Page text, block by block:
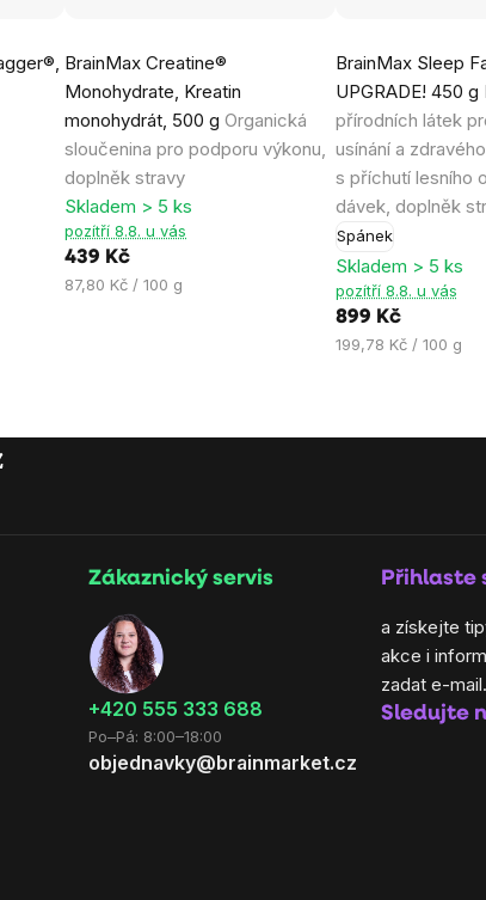
BrainMax Creatine®
Monohydrate, Kreatin
monohydrát, 500 gOrganická
sloučenina pro podporu výkonu,
doplněk stravy
hodnocení
produktu
je
4,9
z
5
hvězdiček.
Skladem > 5 ks
pozítří 8.8. u vás
439 Kč
Měrná
87,80 Kč / 100 g
BrainMax Sleep
UPGRADE! 450 g
přírodních látek
usínání a
s příchutí lesního
dávek, doplněk
Spánek
hodnocení
produktu
je
4,5
z
5
hvězdiček.
Skladem > 5 ks
pozítří 8.8. u vás
899 Kč
Měrná
199,78 Kč / 100 g
Zákaznický servis
‭+420 555 333 688
Po–Pá: 8:00–18:00
objednavky@brainmarket.cz
Přihlaste
a získejte
akce i
zadat e-mail.
Sledujte